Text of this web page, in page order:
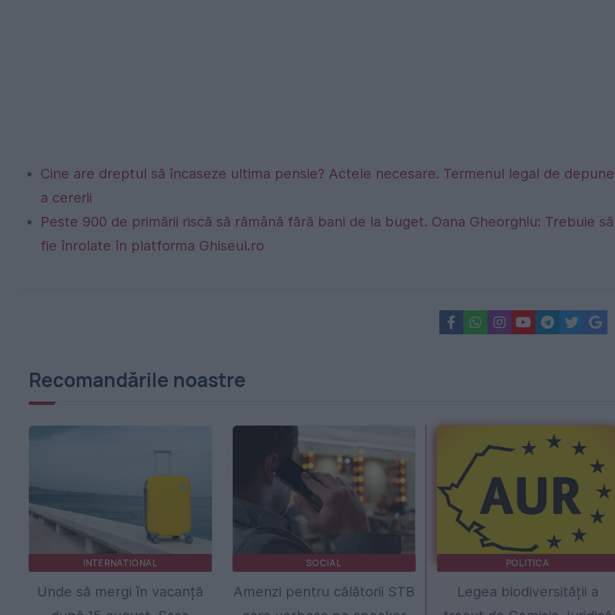
Cine are dreptul să încaseze ultima pensie? Actele necesare. Termenul legal de
a cererii
Peste 900 de primării riscă să rămână fără bani de la buget. Oana Gheorghiu: Trebuie să
fie înrolate în platforma Ghiseul.ro
Recomandările noastre
INTERNATIONAL
Unde să mergi în vacanță
SOCIAL
Amenzi pentru călătorii STB
POLITICA
Legea biodiversității a